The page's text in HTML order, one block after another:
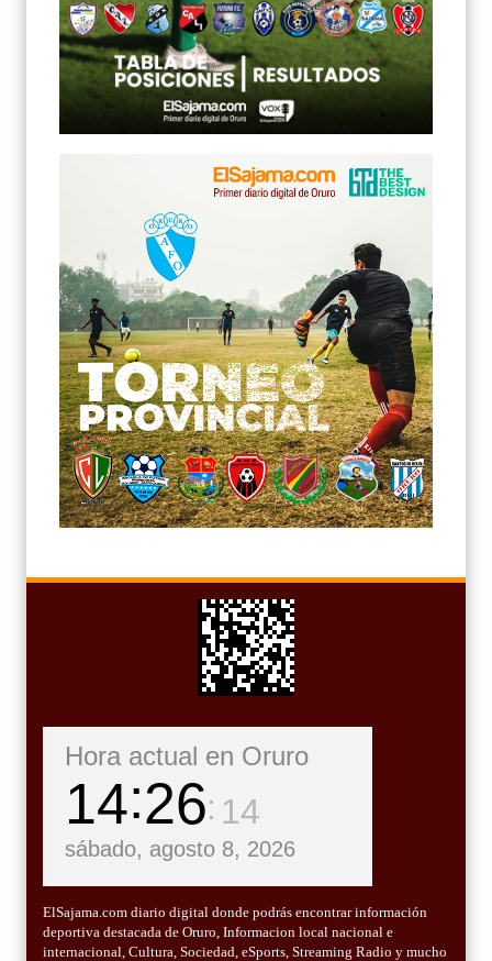
Hora actual en Oruro
14 26 16
sábado, agosto 8, 2026
ElSajama.com diario digital donde podrás encontrar información
deportiva destacada de Oruro, Informacion local nacional e
internacional, Cultura, Sociedad, eSports, Streaming Radio y mucho